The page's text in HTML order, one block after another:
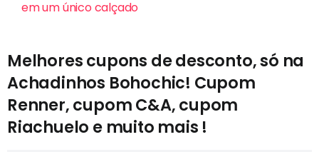
em um único calçado
Melhores cupons de desconto, só na
Achadinhos Bohochic! Cupom
Renner, cupom C&A, cupom
Riachuelo e muito mais !